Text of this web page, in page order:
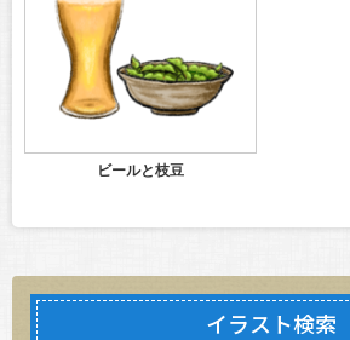
ビールと枝豆
イラスト検索